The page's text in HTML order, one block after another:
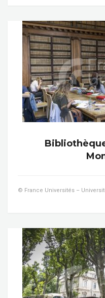
© France Universités –